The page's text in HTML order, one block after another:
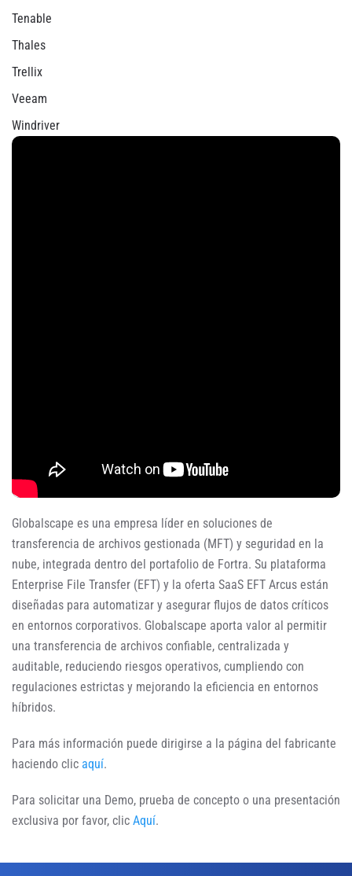
Tenable
Thales
Trellix
Veeam
Windriver
Globalscape es una empresa líder en soluciones de
transferencia de archivos gestionada (MFT) y seguridad en la
nube, integrada dentro del portafolio de Fortra. Su plataforma
Enterprise File Transfer (EFT) y la oferta SaaS EFT Arcus están
diseñadas para automatizar y asegurar flujos de datos críticos
en entornos corporativos. Globalscape aporta valor al permitir
una transferencia de archivos confiable, centralizada y
auditable, reduciendo riesgos operativos, cumpliendo con
regulaciones estrictas y mejorando la eficiencia en entornos
híbridos.
Para más información puede dirigirse a la página del fabricante
haciendo clic aquí.
Para solicitar una Demo, prueba de concepto o una presentación
exclusiva por favor, clic Aquí.